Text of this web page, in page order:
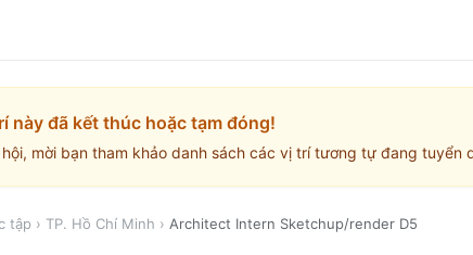
này đã kết thúc hoặc tạm đóng!
mời bạn tham khảo danh sách các vị trí tương tự đang tuyển
tập › TP. Hồ Chí Minh › Architect Intern Sketchup/render D5